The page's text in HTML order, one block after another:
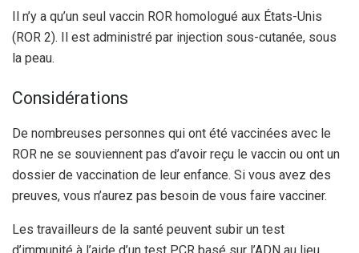
Il n’y a qu’un seul vaccin ROR homologué aux États-Unis
(ROR 2). Il est administré par injection sous-cutanée, sous
la peau.
Considérations
De nombreuses personnes qui ont été vaccinées avec le
ROR ne se souviennent pas d’avoir reçu le vaccin ou ont un
dossier de vaccination de leur enfance. Si vous avez des
preuves, vous n’aurez pas besoin de vous faire vacciner.
Les travailleurs de la santé peuvent subir un test